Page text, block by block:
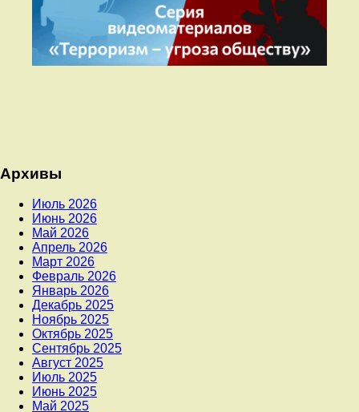
Архивы
Июль 2026
Июнь 2026
Май 2026
Апрель 2026
Март 2026
Февраль 2026
Январь 2026
Декабрь 2025
Ноябрь 2025
Октябрь 2025
Сентябрь 2025
Август 2025
Июль 2025
Июнь 2025
Май 2025